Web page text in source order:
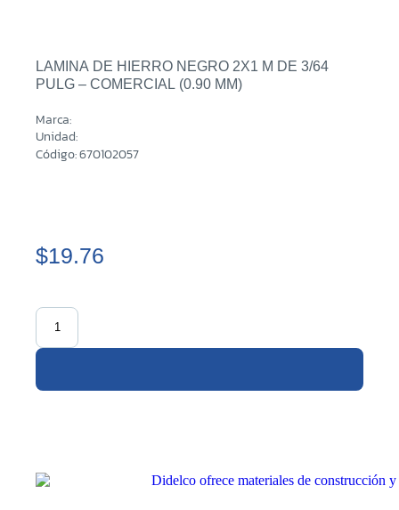
LAMINA DE HIERRO NEGRO 2X1 M DE 3/64
PULG – COMERCIAL (0.90 MM)
Marca:
Unidad:
Código: 670102057
$19.76